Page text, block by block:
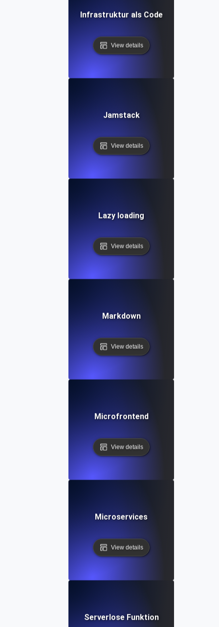
Infrastruktur als Code
View details
Jamstack
View details
Lazy loading
View details
Markdown
View details
Microfrontend
View details
Microservices
View details
Serverlose Funktion